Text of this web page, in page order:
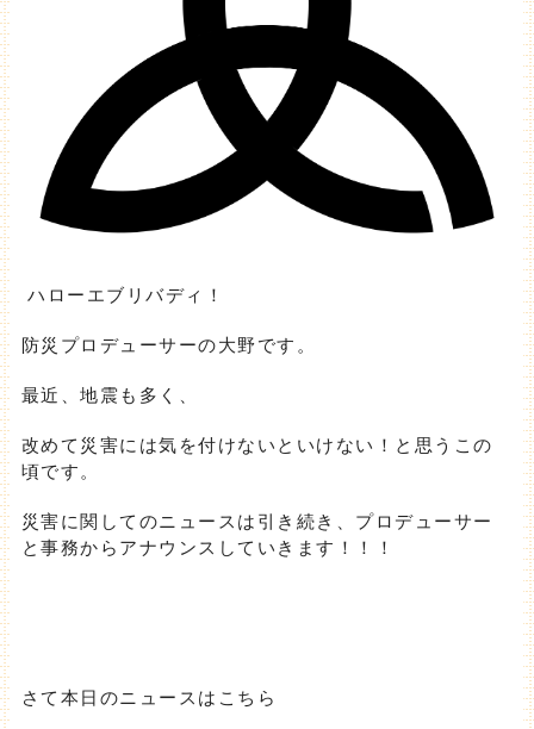
ハローエブリバディ！
防災プロデューサーの大野です。
最近、地震も多く、
改めて災害には気を付けないといけない！と思うこの
頃です。
災害に関してのニュースは引き続き、プロデューサー
と事務からアナウンスしていきます！！！
さて本日のニュースはこちら